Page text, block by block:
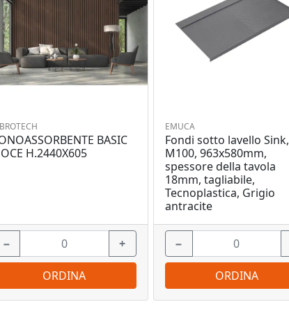
BASIC
H.2440X605
− +
ORDINA
EMUCA
Fondi sotto lavello Sink,
M100, 963x580mm,
spessore della tavola
18mm, tagliabile,
Tecnoplastica, Grigio
antracite
−
ORDINA